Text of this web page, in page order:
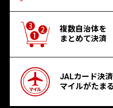
複数自治体を
まとめて決済
JALカード決
マイルがたまる